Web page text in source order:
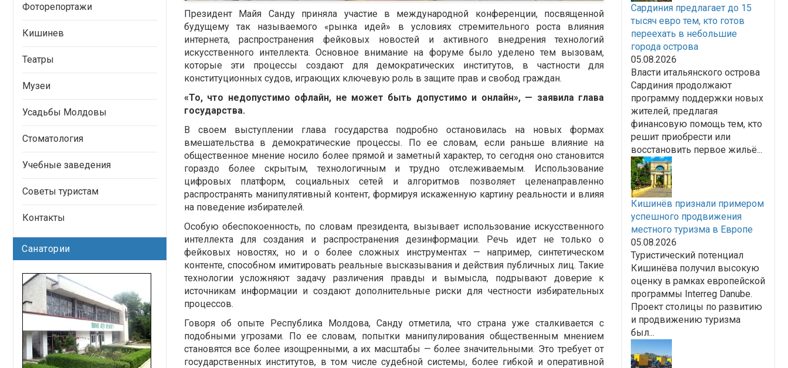
Президент Майя Сандуприняла участие в международной конференции, посвященной
будущему так называемого «рынка идей» в условиях стремительного роста влияния
интернета, распространения фейковых новостей и активного внедрения технологий
искусственного интеллекта. Основное внимание на форуме было уделено тем вызовам,
которые эти процессы создают для демократических институтов, в частности для
конституционных судов, играющих ключевую роль в защите прав и свобод граждан.
«То, что недопустимо офлайн, не может быть допустимо и онлайн», — заявила глава
государства.
В своем выступлении глава государства подробно остановилась на новых формах
вмешательства в демократические процессы. По ее словам, если раньше влияние на
общественное мнение носило более прямой и заметный характер, то сегодня оно становится
гораздо более скрытым, технологичным и трудно отслеживаемым. Использование
цифровых платформ, социальных сетей и алгоритмов позволяет целенаправленно
распространять манипулятивный контент, формируя искаженную картину реальности и влияя
на поведение избирателей.
Особую обеспокоенность, по словам президента, вызывает использование искусственного
интеллекта для создания и распространения дезинформации. Речь идет не только о
фейковых новостях, но и о более сложных инструментах — например, синтетическом
контенте, способном имитировать реальные высказывания и действия публичных лиц. Такие
технологии усложняют задачу различения правды и вымысла, подрывают доверие к
источникам информации и создают дополнительные риски для честности избирательных
процессов.
Говоря об опыте Республика Молдова, Санду отметила, что страна уже сталкивается с
подобными угрозами. По ее словам, попытки манипулирования общественным мнением
становятся все более изощренными, а их масштабы — более значительными. Это требует от
государственных институтов, в том числе судебной системы, более гибкой и оперативной
Фоторепортажи
Кишинев
Театры
Музеи
Усадьбы Молдовы
Стоматология
Учебные заведения
Советы туристам
Контакты
Санатории
Сардиния предлагает до 15
тысяч евро тем, кто готов
переехать в небольшие
города острова
05.08.2026
Власти итальянского острова
Сардиния продолжают
программу поддержки новых
жителей, предлагая
финансовую помощь тем, кто
решит приобрести или
восстановить первое жильё...
Кишинёв признали примером
успешного продвижения
местного туризма в Европе
05.08.2026
Туристический потенциал
Кишинёва получил высокую
оценку в рамках европейской
программы Interreg Danube.
Проект столицы по развитию
и продвижению туризма
был...